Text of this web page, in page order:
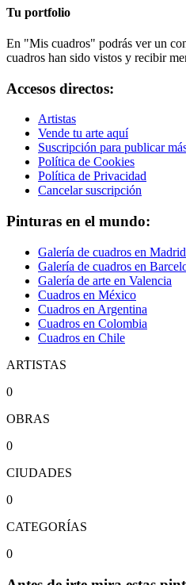
Tu portfolio
En "Mis cuadros" podrás ver un
cuadros han sido vistos y recibir
Accesos directos:
Artistas
Vende tu arte aquí
Suscripción para publicar
Política de Cookies
Política de Privacidad
Cancelar suscripción
Pinturas en el mundo:
Galería de cuadros en Madrid
Galería de cuadros en
Galería de arte en Valencia
Cuadros en México
Cuadros en Argentina
Cuadros en Colombia
Cuadros en Chile
ARTISTAS
0
OBRAS
0
CIUDADES
0
CATEGORÍAS
0